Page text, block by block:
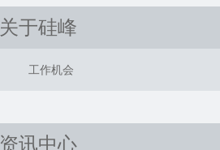
关于硅峰
工作机会
资讯中心